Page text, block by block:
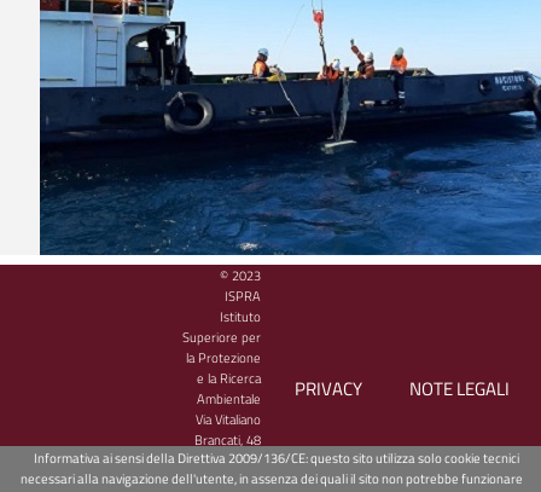
Boa ondametrica varata al largo di Marina di
Rete Ondametrica Nazionale
progetto i-WaveNET
ancorata al fondale di circa 50 m di profondità al largo delle coste di
La boa è in grado di misurare l’altezza, la direzione e il periodo delle
minuti grazie ai sensori accelerometrici e alle bussole di precisione
© 2023
ISPRA
Istituto
Superiore per
la Protezione
e la Ricerca
Ambientale
Via Vitaliano
Brancati, 48
00144 Roma
- CF/PIVA
PRIVACY NOTE LEGALI
Informativa ai sensi della Direttiva 2009/136/CE: questo sito utilizza solo cookie tecnici
necessari alla navigazione dell'utente, in assenza dei quali il sito non potrebbe funzionare